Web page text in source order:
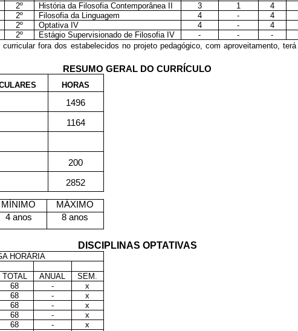
2º História da Filosofia Contemporânea II 3 1 4
2º Filosofia da Linguagem 4 - 4
2º Optativa IV 4 - 4
2º Estágio Supervisionado de Filosofia IV - - -
fora dos estabelecidos no projeto pedagógico, com aproveitamento,
RESUMO GERAL DO CURRÍCULO
HORAS
1496
1164
200
2852
MÍNIMO
MÁXIMO
4 anos
8 anos
DISCIPLINAS OPTATIVAS
HORÁRIA
TOTAL ANUAL
SEM.
68 -
x
68 -
x
68 -
x
68 -
x
68 -
x